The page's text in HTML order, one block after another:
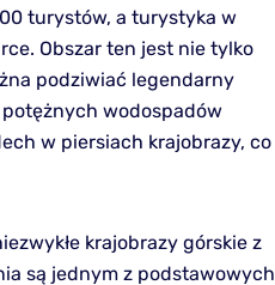
turystów, a turystyka w
Obszar ten jest nie tylko
podziwiać legendarny
potężnych wodospadów
w piersiach krajobrazy, co
krajobrazy górskie z
są jednym z podstawowych